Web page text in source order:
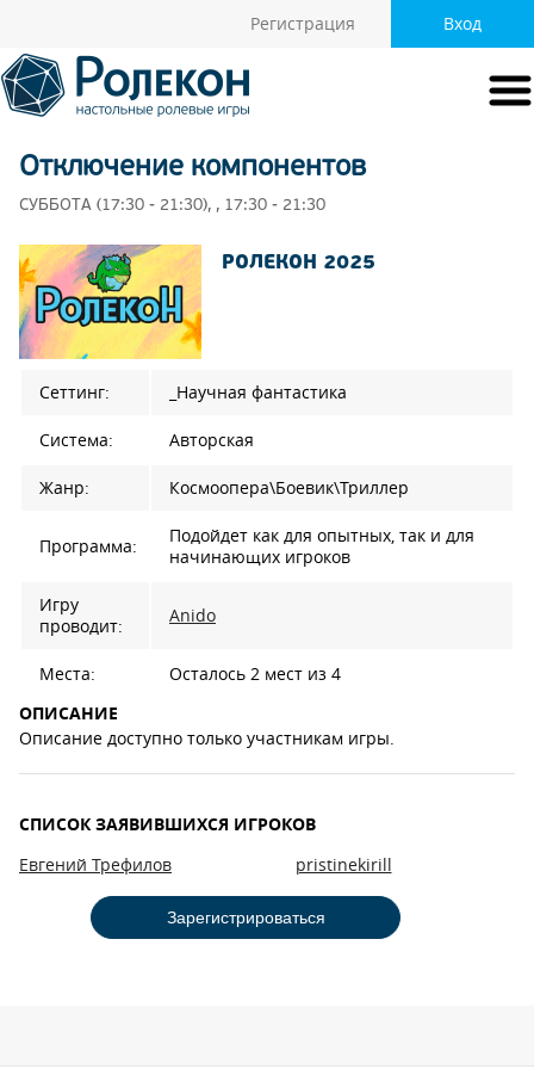
Вход
Регистрация
Отключение компонентов
СУББОТА (17:30 - 21:30), , 17:30 - 21:30
РОЛЕКОН 2025
Сеттинг: _Научная фантастика
Система: Авторская
Жанр: Космоопера\Боевик\Триллер
Программа:
Подойдет как для опытных, так и для
начинающих игроков
Игру
проводит:
Anido
Места: Осталось 2 мест из 4
ОПИСАНИЕ
Описание доступно только участникам игры.
СПИСОК ЗАЯВИВШИХСЯ ИГРОКОВ
Евгений Трефилов pristinekirill
Зарегистрироваться